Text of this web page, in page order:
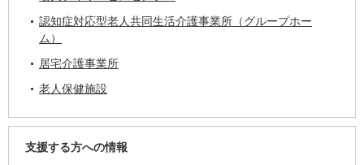
認知症対応型老人共同生活介護事業所（グループホー
ム）
居宅介護事業所
老人保健施設
支援する方への情報